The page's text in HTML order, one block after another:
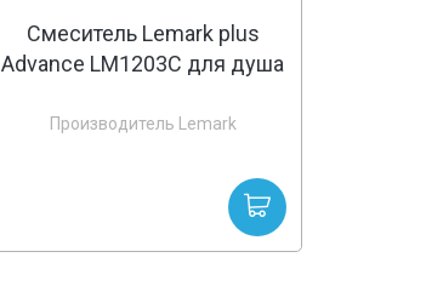
Смеситель Lemark plus
Advance LM1203C для душа
Производитель Lemark